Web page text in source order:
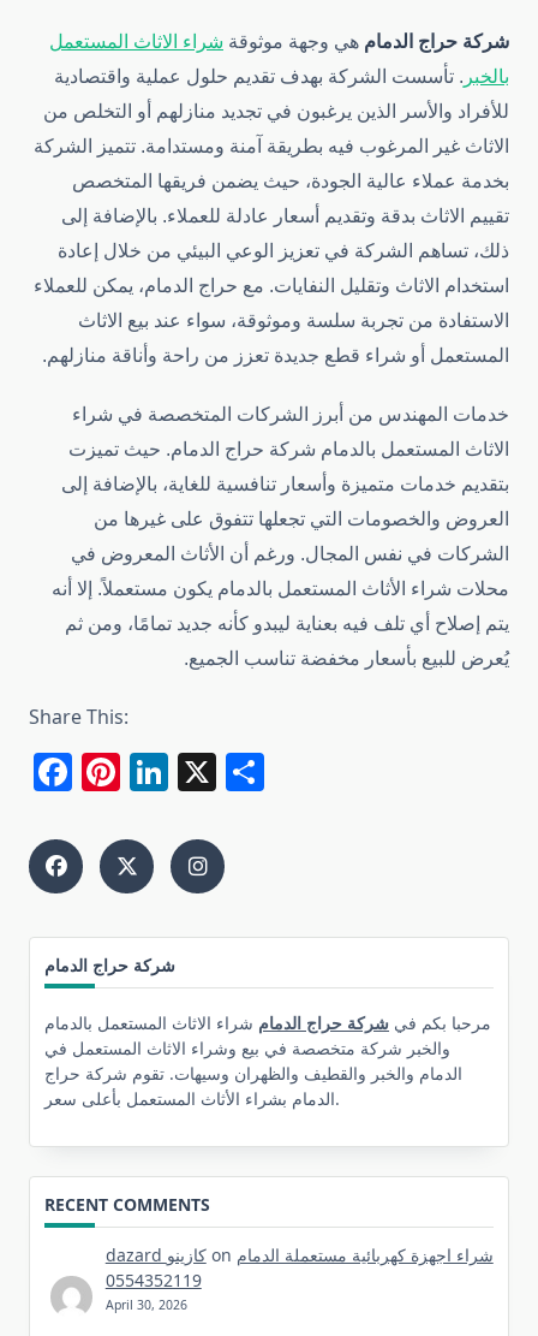
شركة حراج الدمام هي وجهة موثوقة شراء الاثاث المستعمل
بالخبر . تأسست الشركة بهدف تقديم حلول عملية واقتصادية
للأفراد والأسر الذين يرغبون في تجديد منازلهم أو التخلص من
الاثاث غير المرغوب فيه بطريقة آمنة ومستدامة. تتميز الشركة
بخدمة عملاء عالية الجودة، حيث يضمن فريقها المتخصص
تقييم الاثاث بدقة وتقديم أسعار عادلة للعملاء. بالإضافة إلى
ذلك، تساهم الشركة في تعزيز الوعي البيئي من خلال إعادة
استخدام الاثاث وتقليل النفايات. مع حراج الدمام، يمكن للعملاء
الاستفادة من تجربة سلسة وموثوقة، سواء عند بيع الاثاث
المستعمل أو شراء قطع جديدة تعزز من راحة وأناقة منازلهم.
خدمات المهندس من أبرز الشركات المتخصصة في شراء
الاثاث المستعمل بالدمام شركة حراج الدمام. حيث تميزت
بتقديم خدمات متميزة وأسعار تنافسية للغاية، بالإضافة إلى
العروض والخصومات التي تجعلها تتفوق على غيرها من
الشركات في نفس المجال. ورغم أن الأثاث المعروض في
محلات شراء الأثاث المستعمل بالدمام يكون مستعملاً. إلا أنه
يتم إصلاح أي تلف فيه بعناية ليبدو كأنه جديد تمامًا، ومن ثم
يُعرض للبيع بأسعار مخفضة تناسب الجميع.
Share This:
Facebook
Pinterest
LinkedIn
X
شركة حراج الدمام
مرحبا بكم في شركة حراج الدمام شراء الاثاث المستعمل بالدمام
والخبر شركة متخصصة في بيع وشراء الاثاث المستعمل في
الدمام والخبر والقطيف والظهران وسيهات. تقوم شركة حراج
الدمام بشراء الأثاث المستعمل بأعلى سعر.
RECENT COMMENTS
dazard كازينوon شراء اجهزة كهربائية مستعملة الدمام
0554352119
April 30, 2026